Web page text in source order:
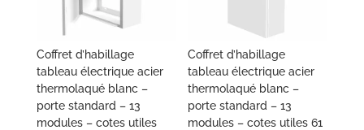
Coffret d’habillage
tableau électrique acier
thermolaqué blanc –
porte standard – 13
modules – cotes utiles
Coffret d’habillage
tableau électrique acier
thermolaqué blanc –
porte standard – 13
modules – cotes utiles 61